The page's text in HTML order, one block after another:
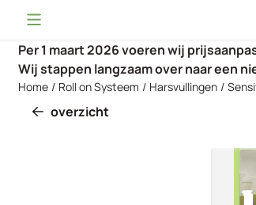
Per 1 maart 2026 voeren wij
Wij stappen langzaam over naar een
Home / Roll on Systeem / Harsvullingen /
overzicht